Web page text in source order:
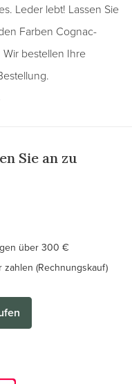
Leder lebt! Lassen Sie
Farben Cognac-
bestellen Ihre
Sie an zu
über 300 €
(Rechnungskauf)